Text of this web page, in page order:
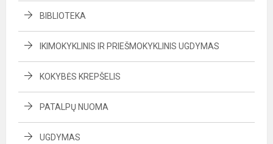
BIBLIOTEKA
IKIMOKYKLINIS IR PRIEŠMOKYKLINIS UGDYMAS
KOKYBĖS KREPŠELIS
PATALPŲ NUOMA
UGDYMAS